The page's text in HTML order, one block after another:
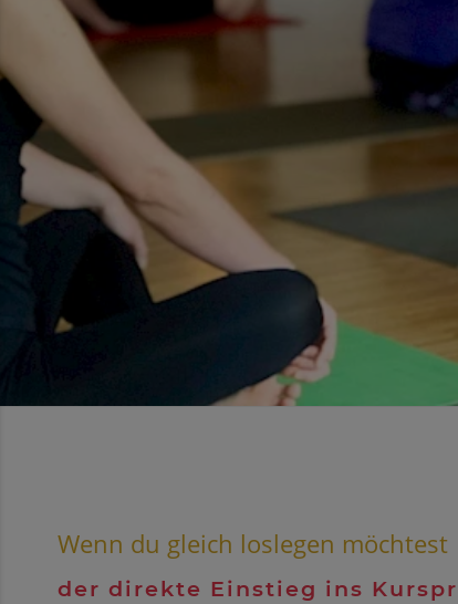
Wenn du gleich loslegen möchtest
der direkte Einstieg ins